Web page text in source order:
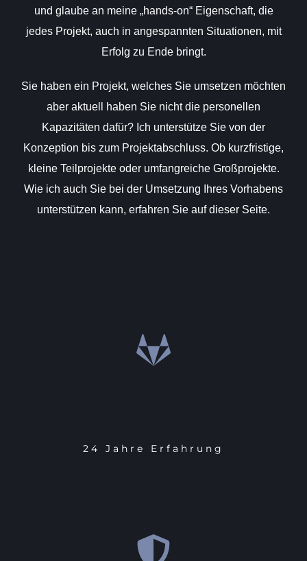
und glaube an meine „hands-on“ Eigenschaft, die
jedes Projekt, auch in angespannten Situationen, mit
Erfolg zu Ende bringt.
Sie haben ein Projekt, welches Sie umsetzen möchten
aber aktuell haben Sie nicht die personellen
Kapazitäten dafür? Ich unterstütze Sie von der
Konzeption bis zum Projektabschluss. Ob kurzfristige,
kleine Teilprojekte oder umfangreiche Großprojekte.
Wie ich auch Sie bei der Umsetzung Ihres Vorhabens
unterstützen kann, erfahren Sie auf dieser Seite.
24 Jahre Erfahrung